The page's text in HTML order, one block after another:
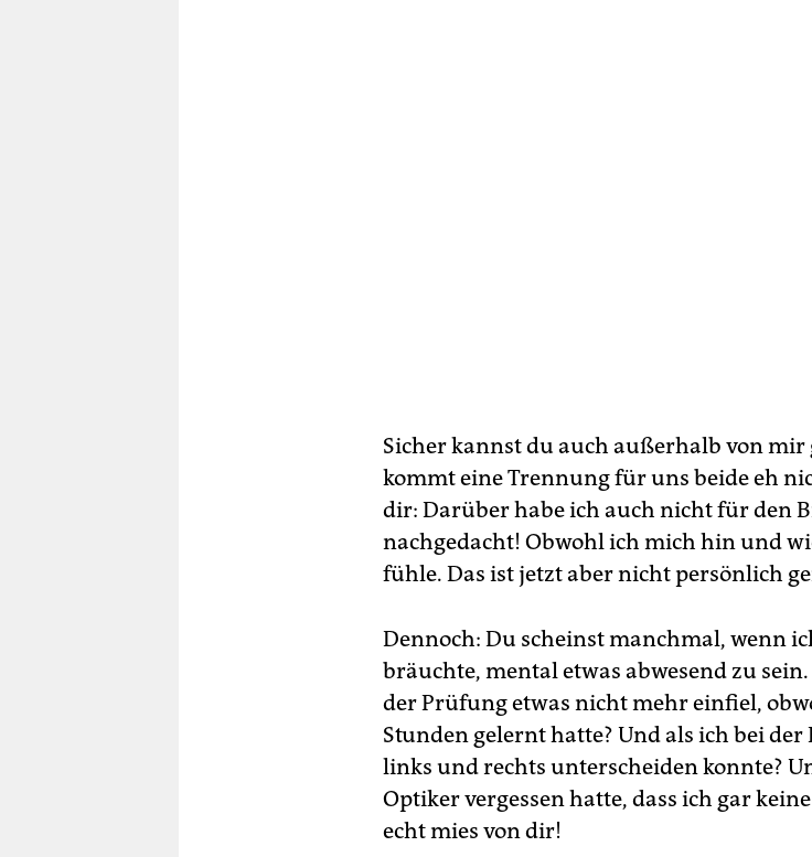
Sicher kannst du auch außerhalb von
kommt eine Trennung für uns beide eh
dir: Darüber habe ich auch nicht für den
nachgedacht! Obwohl ich mich hin und
fühle. Das ist jetzt aber nicht persönlich
Dennoch: Du scheinst manchmal, wenn
bräuchte, mental etwas abwesend zu
der Prüfung etwas nicht mehr einfiel,
Stunden gelernt hatte? Und als ich bei
links und rechts unterscheiden konnte?
Optiker vergessen hatte, dass ich gar
echt mies von dir!